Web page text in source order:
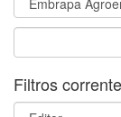
Filtros